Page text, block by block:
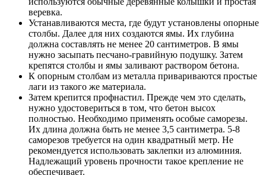
веревка.
Устанавливаются места, где будут установлены опорные
столбы. Далее для них создаются ямы. Их глубина
должна составлять не менее 20 сантиметров. В ямы
нужно засыпать песчано-гравийную подушку. Затем
крепятся столбы и ямы заливают раствором бетона.
К опорным столбам из металла привариваются простые
лаги из такого же материала.
Затем крепится профнастил. Прежде чем это сделать,
нужно удостовериться в том, что бетон высох
полностью. Необходимо применять особые саморезы.
Их длина должна быть не менее 3,5 сантиметра. 5-8
саморезов требуется на один квадратный метр. Не
рекомендуется использовать заклепки из алюминия.
Надлежащий уровень прочности такое крепление не
обеспечивает.